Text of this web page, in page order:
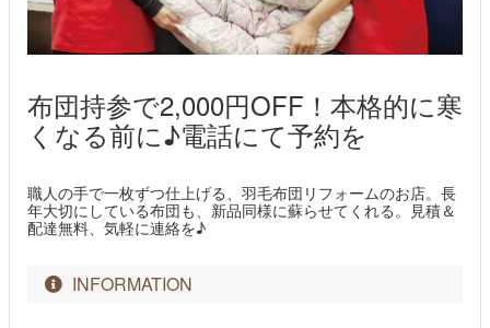
布団持参で2,000円OFF！本格的に寒
くなる前に♪電話にて予約を
職人の手で一枚ずつ仕上げる、羽毛布団リフォームのお店。長
年大切にしている布団も、新品同様に蘇らせてくれる。見積＆
配達無料、気軽に連絡を♪
INFORMATION